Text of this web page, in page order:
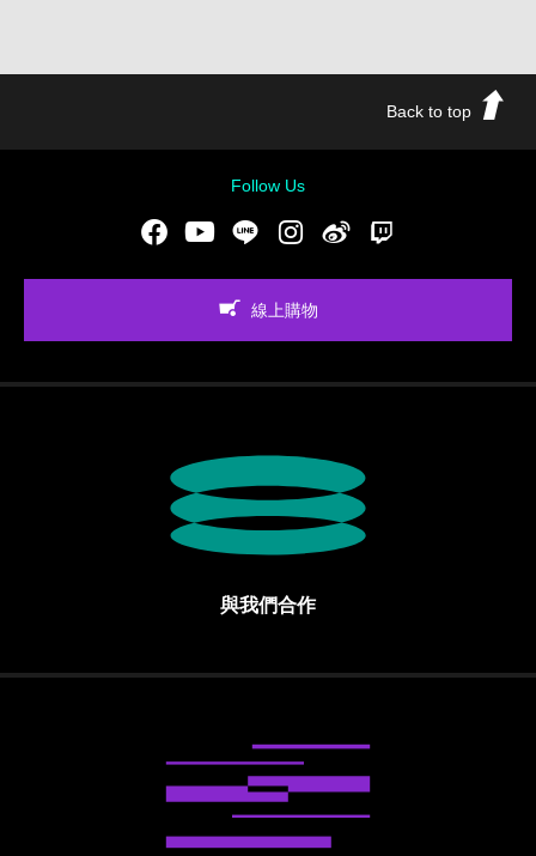
Back to top
Follow Us
FacebookYoutubeLINE Instgram新浪微博
線上購物
與我們合作